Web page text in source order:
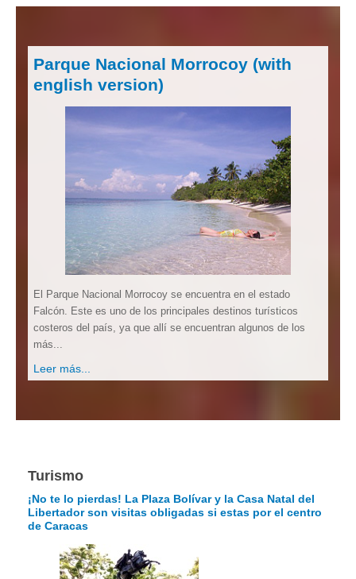
Parque Nacional Morrocoy (with
english version)
El Parque Nacional Morrocoy se encuentra en el estado
Falcón. Este es uno de los principales destinos turísticos
costeros del país, ya que allí se encuentran algunos de los
más...
Leer más...
Turismo
¡No te lo pierdas! La Plaza Bolívar y la Casa Natal del
Libertador son visitas obligadas si estas por el centro
de Caracas